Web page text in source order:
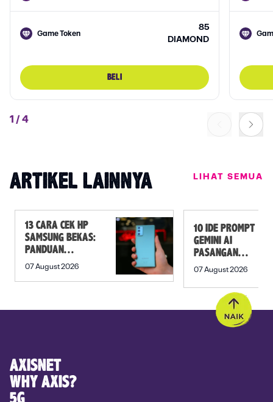
Game Token
85
DIAMOND
BELI
1 / 4
ARTIKEL LAINNYA LIHAT SEMUA
13 CARA CEK HP
SAMSUNG BEKAS:
PANDUAN
SEBELUM
07 August 2026
10 IDE PROMPT
GEMINI AI
PASANGAN
PREWEDDING
07 August 2026
AXISNET
WHY AXIS?